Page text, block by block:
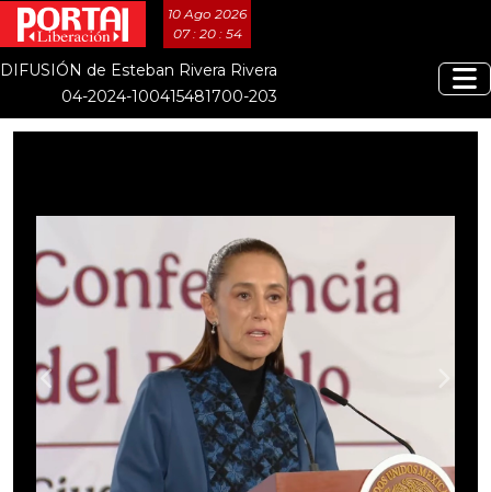
10 Ago 2026
07 : 20 : 56
DIFUSIÓN de Esteban Rivera Rivera
04-2024-100415481700-203